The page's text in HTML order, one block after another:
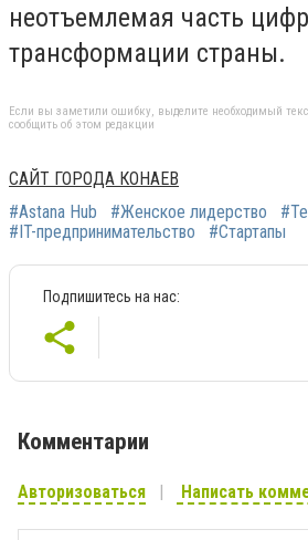
неотъемлемая часть
трансформации страны.
Если вы заметили ошибку, выделите необходимый
сообщить об этом редакции
САЙТ ГОРОДА КОНАЕВ
#Astana Hub
#Женское лидерство
#IT-предпринимательство
#Стартапы
Подпишитесь на нас:
Комментарии
Авторизоваться Написать